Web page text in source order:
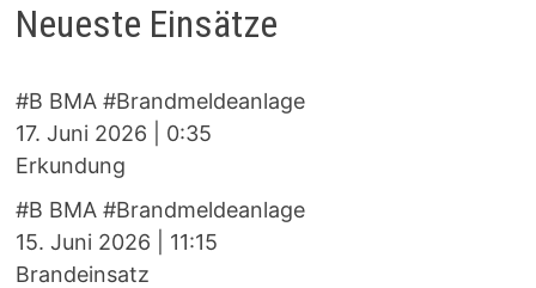
Neueste Einsätze
#B BMA #Brandmeldeanlage
17. Juni 2026
0:35
Erkundung
#B BMA #Brandmeldeanlage
15. Juni 2026
11:15
Brandeinsatz